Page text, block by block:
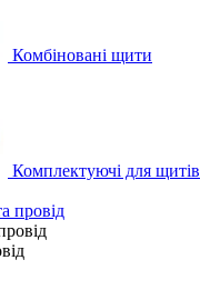
Комбіновані щити
Комплектуючі для щитів
провід